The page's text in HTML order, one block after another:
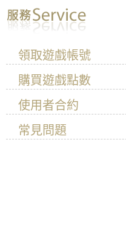
領取遊戲帳號
購買遊戲點數
使用者合約
常見問題